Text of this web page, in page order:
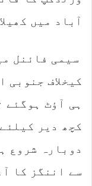
آباد میں
سیمی فائنل
ہی آؤٹ ہوگئے
کچھ دیر
دوبارہ شروع
سے اننگز کا